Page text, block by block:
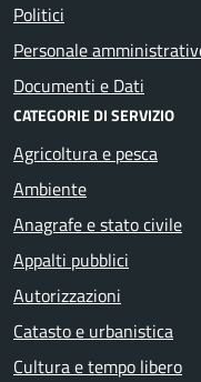
Politici
Personale
Documenti e Dati
CATEGORIE DI SERVIZIO
Agricoltura e pesca
Ambiente
Anagrafe e stato civile
Appalti pubblici
Autorizzazioni
Catasto e urbanistica
Cultura e tempo libero